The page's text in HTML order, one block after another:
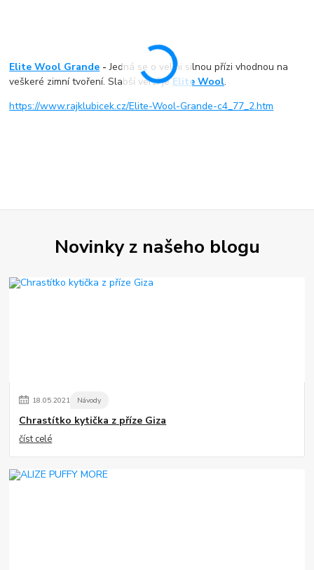
Elite Wool Grande -Jedná se o velmi silnou přízi vhodnou na
veškeré zimní tvoření. Slabší verzí jeElite Wool.
https://www.rajklubicek.cz/Elite-Wool-Grande-c4_77_2.htm
Novinky z našeho blogu
18.05.2021 Návody
Chrastítko kytička z příze Giza
číst celé